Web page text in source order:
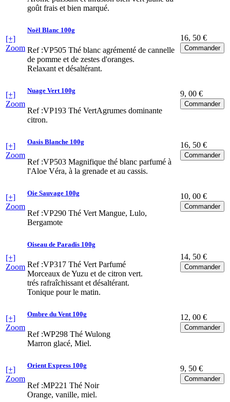
goût frais et bien marqué.
[+]
Zoom
Noël Blanc 100g
Ref :VP505 Thé blanc agrémenté de cannelle
de pomme et de zestes d'oranges.
Relaxant et désaltérant.
16, 50 €
[+]
Zoom
Nuage Vert 100g
Ref :VP193 Thé VertAgrumes dominante
citron.
9, 00 €
[+]
Zoom
Oasis Blanche 100g
Ref :VP503 Magnifique thé blanc parfumé à
l'Aloe Véra, à la grenade et au cassis.
16, 50 €
[+]
Zoom
Oie Sauvage 100g
Ref :VP290 Thé Vert Mangue, Lulo,
Bergamote
10, 00 €
[+]
Zoom
Oiseau de Paradis 100g
Ref :VP317 Thé Vert Parfumé
Morceaux de Yuzu et de citron vert.
trés rafraîchissant et désaltérant.
Tonique pour le matin.
14, 50 €
[+]
Zoom
Ombre du Vent 100g
Ref :WP298 Thé Wulong
Marron glacé, Miel.
12, 00 €
[+]
Zoom
Orient Express 100g
Ref :MP221 Thé Noir
Orange, vanille, miel.
9, 50 €